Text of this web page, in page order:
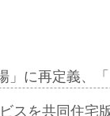
」に再定義、
スを共同住